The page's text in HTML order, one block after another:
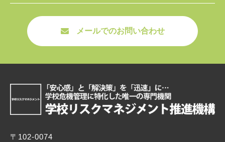
メールでのお問い合わせ
〒102-0074